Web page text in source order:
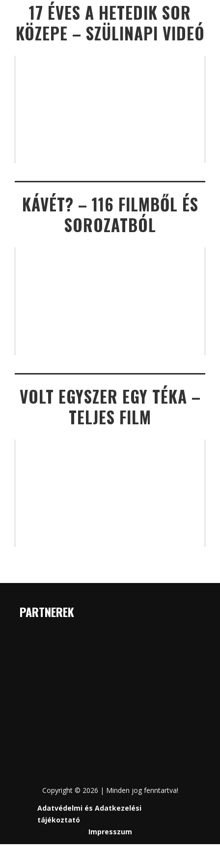
17 ÉVES A HETEDIK SOR
KÖZEPE – SZÜLINAPI VIDEÓ
KÁVÉT? – 116 FILMBŐL ÉS
SOROZATBÓL
VOLT EGYSZER EGY TÉKA –
TELJES FILM
PARTNEREK
Copyright © 2026 | Minden jog fenntartva!
Adatvédelmi és Adatkezelési
tájékoztató
Impresszum